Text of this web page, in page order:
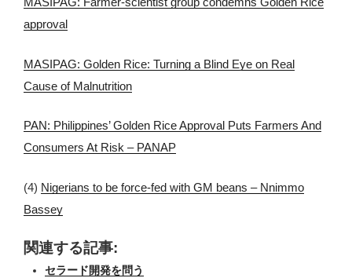
approval
MASIPAG: Golden Rice: Turning a Blind Eye on Real
Cause of Malnutrition
PAN: Philippines’ Golden Rice Approval Puts Farmers And
Consumers At Risk – PANAP
(4) Nigerians to be force-fed with GM beans – Nnimmo
Bassey
関連する記事:
セラード開発を問う